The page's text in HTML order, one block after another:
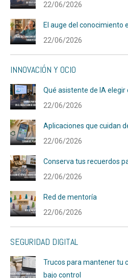
22/06/2026
El auge del conocimiento
22/06/2026
INNOVACIÓN Y OCIO
Qué asistente de IA elegir
22/06/2026
Aplicaciones que cuidan
22/06/2026
Conserva tus recuerdos
22/06/2026
Red de mentoría
22/06/2026
SEGURIDAD DIGITAL
Trucos para mantener tu
bajo control